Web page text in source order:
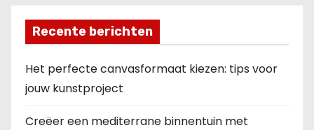
Recente berichten
Het perfecte canvasformaat kiezen: tips voor
jouw kunstproject
Creëer een mediterrane binnentuin met